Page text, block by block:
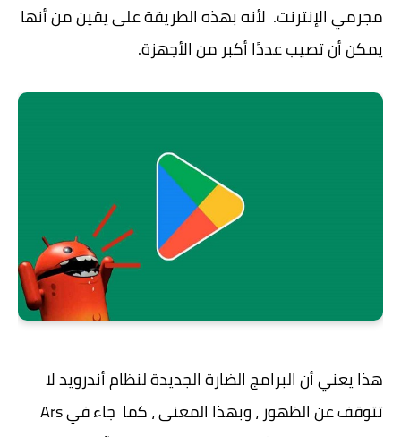
مجرمي الإنترنت. لأنه بهذه الطريقة على يقين من أنها
يمكن أن تصيب عددًا أكبر من الأجهزة.
هذا يعني أن البرامج الضارة الجديدة لنظام أندرويد لا
تتوقف عن الظهور ، وبهذا المعنى ، كما جاء في Ars